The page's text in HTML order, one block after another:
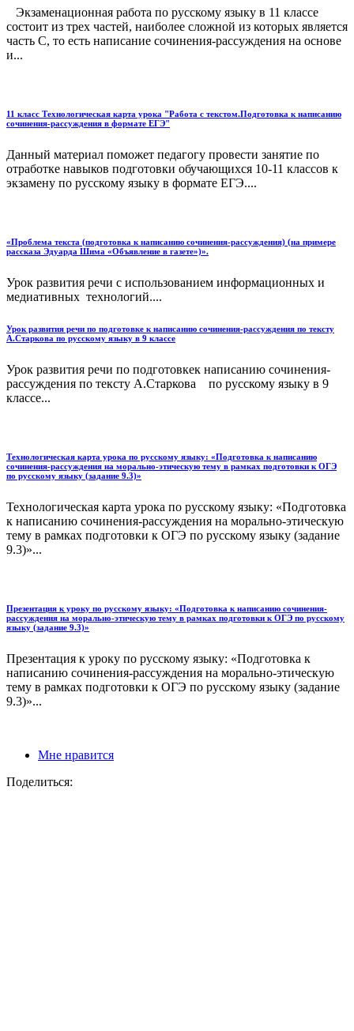
Экзаменационная работа по русскому языку в 11 классе
состоит из трех частей, наиболее сложной из которых является
часть С, то есть написание сочинения-рассуждения на основе
и...
11 класс Технологическая карта урока "Работа с текстом.Подготовка к написанию
сочинения-рассуждения в формате ЕГЭ"
Данный материал поможет педагогу провести занятие по
отработке навыков подготовки обучающихся 10-11 классов к
экзамену по русскому языку в формате ЕГЭ....
«Проблема текста (подготовка к написанию сочинения-рассуждения) (на примере
рассказа Эдуарда Шима «Объявление в газете»)».
Урок развития речи с использованием информационных и
медиативных технологий....
Урок развития речи по подготовке к написанию сочинения-рассуждения по тексту
А.Старкова по русскому языку в 9 классе
Урок развития речи по подготовкек написанию сочинения-
рассуждения по тексту А.Старкова по русскому языку в 9
классе...
Технологическая карта урока по русскому языку: «Подготовка к написанию
сочинения-рассуждения на морально-этическую тему в рамках подготовки к ОГЭ
по русскому языку (задание 9.3)»
Технологическая карта урока по русскому языку: «Подготовка
к написанию сочинения-рассуждения на морально-этическую
тему в рамках подготовки к ОГЭ по русскому языку (задание
9.3)»...
Презентация к уроку по русскому языку: «Подготовка к написанию сочинения-
рассуждения на морально-этическую тему в рамках подготовки к ОГЭ по русскому
языку (задание 9.3)»
Презентация к уроку по русскому языку: «Подготовка к
написанию сочинения-рассуждения на морально-этическую
тему в рамках подготовки к ОГЭ по русскому языку (задание
9.3)»...
Мне нравится
Поделиться: